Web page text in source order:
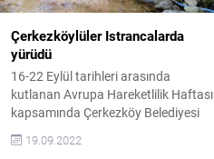
Çerkezköylüler Istrancalarda
yürüdü
16-22 Eylül tarihleri arasında
kutlanan Avrupa Hareketlilik Haftası
kapsamında Çerkezköy Belediyesi
tarafından düzenlenen doğa
yürüyüşü ile vatandaşlar günlük
19.09.2022